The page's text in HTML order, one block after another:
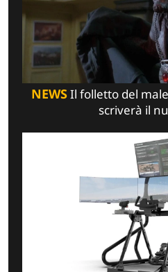
NEWSIl folletto del
scriverà il